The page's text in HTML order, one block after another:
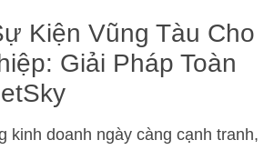
Kiện Vũng Tàu Cho
Giải Pháp Toàn
kinh doanh ngày càng cạnh tranh,